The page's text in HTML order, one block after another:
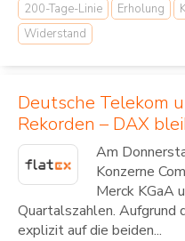
200-Tage-Linie Erholung
Widerstand
Deutsche Telekom
Rekorden – DAX
Am
Konzerne
Merck KGaA
Quartalszahlen. Aufgrund
explizit auf die beiden...